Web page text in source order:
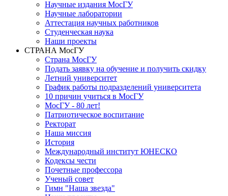
Научные издания МосГУ
Научные лаборатории
Аттестация научных работников
Студенческая наука
Наши проекты
СТРАНА МосГУ
Страна МосГУ
Подать заявку на обучение и получить скидку
Летний университет
График работы подразделений университета
10 причин учиться в МосГУ
МосГУ - 80 лет!
Патриотическое воспитание
Ректорат
Наша миссия
История
Международный институт ЮНЕСКО
Кодексы чести
Почетные профессора
Ученый совет
Гимн "Наша звезда"